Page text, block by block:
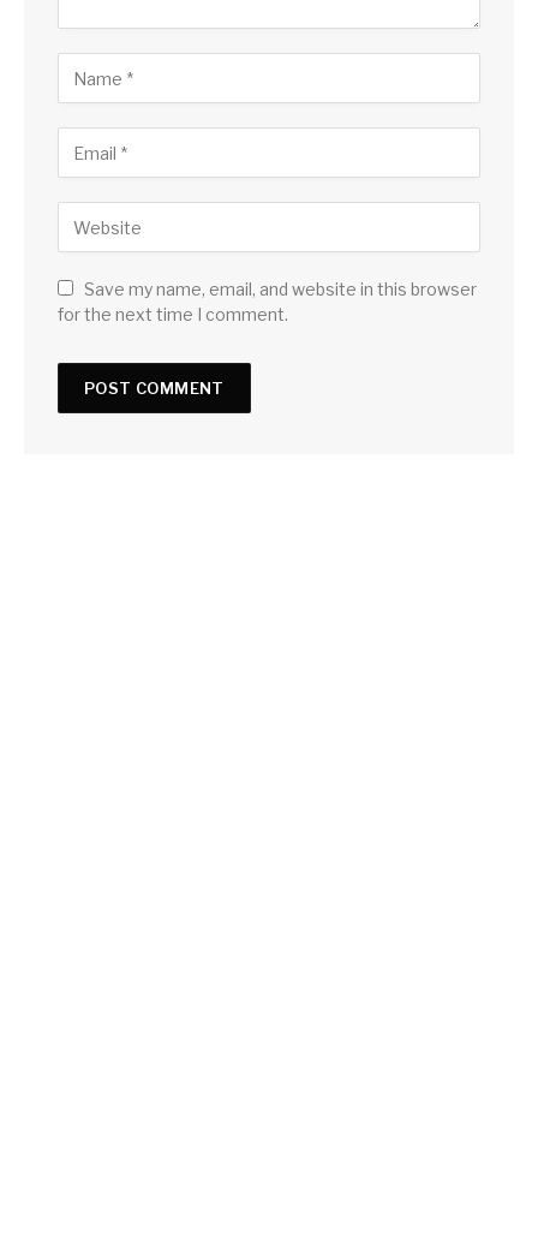
Save my name, email, and website in this browser
for the next time I comment.